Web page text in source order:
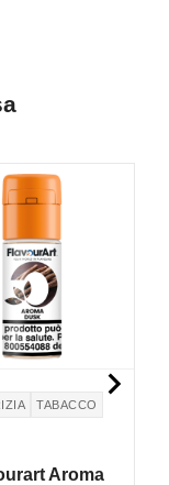
TABACCO
Aroma
